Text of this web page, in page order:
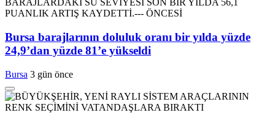
Bursa barajlarının doluluk oranı bir yılda yüzde
24,9’dan yüzde 81’e yükseldi
Bursa 3 gün önce